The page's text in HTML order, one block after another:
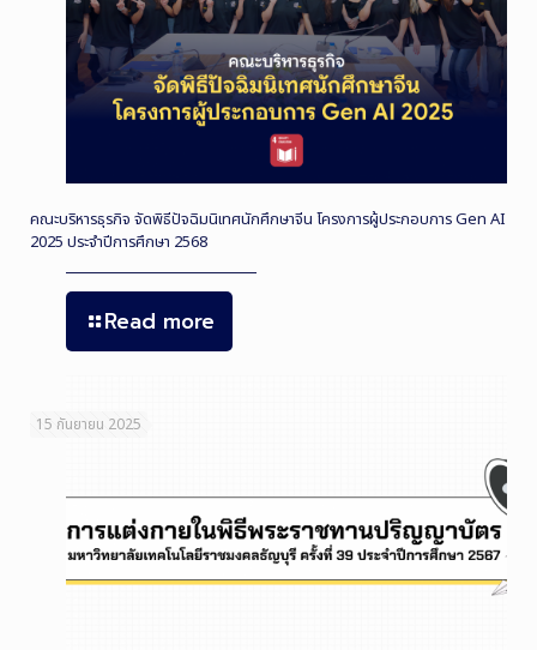
คณะบริหารธุรกิจ จัดพิธีปัจฉิมนิเทศนักศึกษาจีน โครงการผู้ประกอบการ Gen AI
2025 ประจำปีการศึกษา 2568
Read more
15 กันยายน 2025